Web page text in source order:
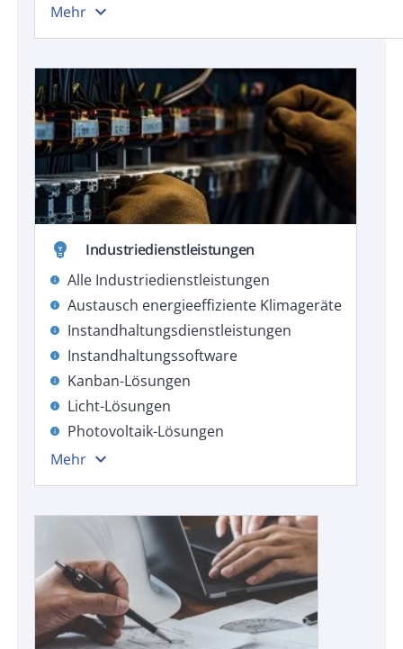
Mehr expand_more
emoji_objects Industriedienstleistungen
info Alle Industriedienstleistungen
info Austausch energieeffiziente Klimageräte
info Instandhaltungsdienstleistungen
info Instandhaltungssoftware
info Kanban-Lösungen
info Licht-Lösungen
info
Photovoltaik-Lösungen
Mehr expand_more